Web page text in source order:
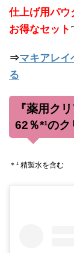
仕上げ用パウ
お得なセット
⇒マキアレイ
る
『薬用ク
62％*¹の
＊¹ 精製水を含む